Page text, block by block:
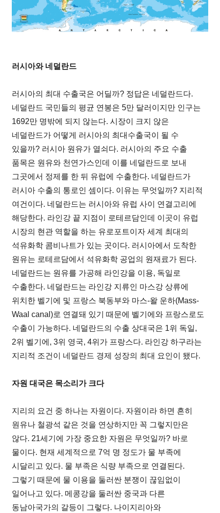
러시아와 네덜란드
러시아의 최대 수출국은 어딜까? 정답은 네덜란드다.
네덜란드 국민들의 평균 연봉은 5만 달러이지만 인구는
1692만 명밖에 되지 않는다. 시장이 크지 않은
네덜란드가 어떻게 러시아의 최대수출국이 될 수
있을까? 러시아 원유가 열쇠다. 러시아의 주요 수출
품목은 원유와 천연가스인데 이를 네덜란드로 보내
그곳에서 정제를 한 뒤 유럽에 수출한다. 네덜란드가
러시아 수출의 통로인 셈이다. 이유는 무엇일까? 지리적
여건이다. 네덜란드는 러시아와 유럽 사이 연결고리에
해당한다. 라인강 끝 지점이 로테르담인데 이곳이 유럽
시장의 현관 역할을 하는 유로포트이자 세계 최대의
석유화학 콤비나트가 있는 곳이다. 러시아에서 도착한
원유는 로테르담에서 석유화학 공업의 원재료가 된다.
네덜란드는 원유를 가공해 라인강을 이용, 독일로
수출한다. 네덜란드는 라인강 지류인 마스강 상류에
위치한 벨기에 및 프랑스 북동부와 마스-왈 운하(Mass-
Waal canal)로 연결돼 있기 때문에 벨기에와 프랑스로도
수출이 가능하다. 네덜란드의 수출 상대국은 1위 독일,
2위 벨기에, 3위 영국, 4위가 프랑스다. 라인강 하구라는
지리적 조건이 네덜란드 경제 성장의 최대 요인이 됐다.
자원 대국은 목소리가 크다
지리의 요건 중 하나는 자원이다. 자원이라 하면 흔히
원유나 철광석 같은 것을 연상하지만 꼭 그렇지만은
않다. 21세기에 가장 중요한 자원은 무엇일까? 바로
물이다. 현재 세계적으로 7억 명 정도가 물 부족에
시달리고 있다. 물 부족은 식량 부족으로 연결된다.
그렇기 때문에 물 이용을 둘러싼 분쟁이 끊임없이
일어나고 있다. 메콩강을 둘러싼 중국과 다른
동남아국가의 갈등이 그렇다. 나이지리아와